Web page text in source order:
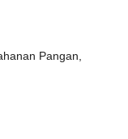
Pangan,